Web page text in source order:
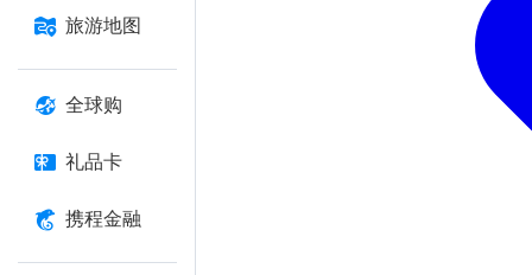
旅游地图
全球购
礼品卡
携程金融